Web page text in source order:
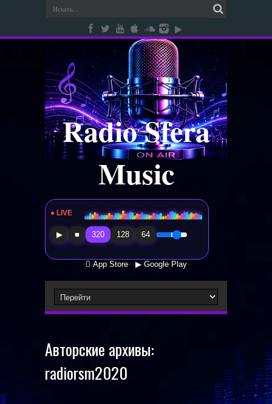
Radio Sfera
Music
● LIVE Radio Sfera Music
▶ ■ 320 128 64
 App Store ▶ Google Play
Авторские архивы:
radiorsm2020